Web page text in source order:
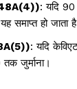
148A(4)): यदि
समाप्त हो जाता
: यदि
जुर्माना।